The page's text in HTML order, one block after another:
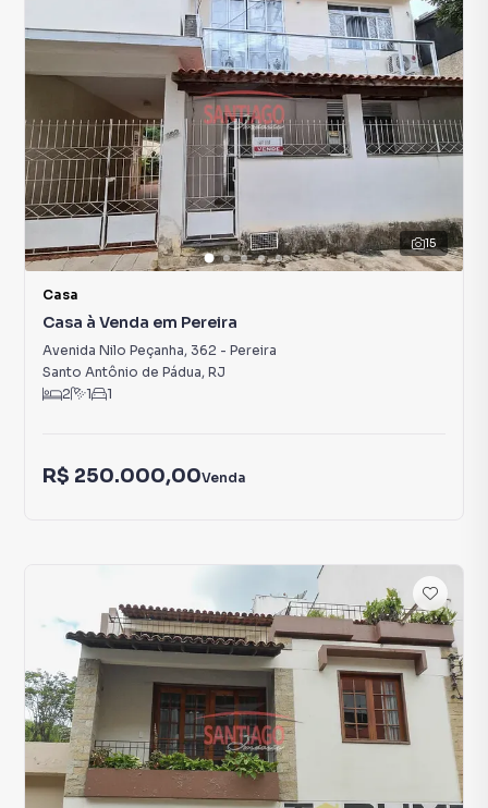
15
Casa
Casa à Venda em Pereira
Avenida Nilo Peçanha, 362 - Pereira
Santo Antônio de Pádua, RJ
2
1 1
R$ 250.000,00Venda